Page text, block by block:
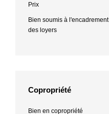
Prix
Bien soumis à l'encadrement
des loyers
Copropriété
Bien en copropriété